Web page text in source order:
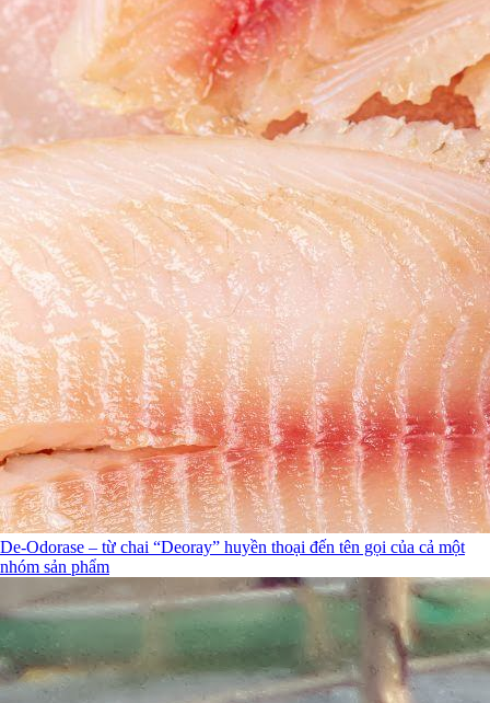
De-Odorase – từ chai “Deoray” huyền thoại đến tên gọi của cả một
nhóm sản phẩm